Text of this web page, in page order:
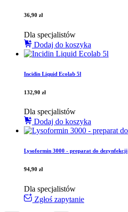
36,90 zł
Dla specjalistów
Dodaj do koszyka
Incidin Liquid Ecolab 5l
132,90 zł
Dla specjalistów
Dodaj do koszyka
Lysoformin 3000 - preparat do dezynfekcji
94,90 zł
Dla specjalistów
Zgłoś zapytanie